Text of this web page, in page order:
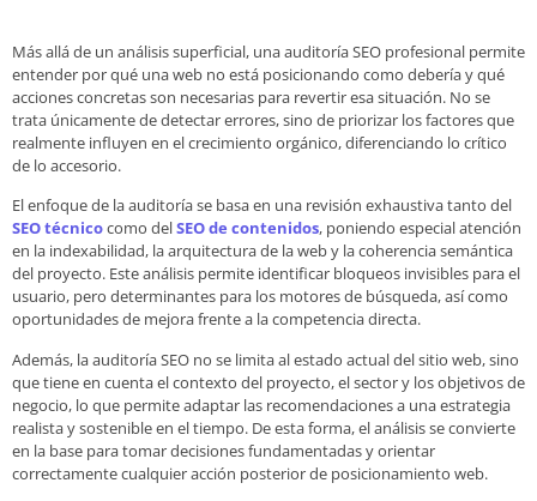
Más allá de un análisis superficial, una auditoría SEO profesional permite
entender por qué una web no está posicionando como debería y qué
acciones concretas son necesarias para revertir esa situación. No se
trata únicamente de detectar errores, sino de priorizar los factores que
realmente influyen en el crecimiento orgánico, diferenciando lo crítico
de lo accesorio.
El enfoque de la auditoría se basa en una revisión exhaustiva tanto del
SEO técnicocomo delSEO de contenidos, poniendo especial atención
en la indexabilidad, la arquitectura de la web y la coherencia semántica
del proyecto. Este análisis permite identificar bloqueos invisibles para el
usuario, pero determinantes para los motores de búsqueda, así como
oportunidades de mejora frente a la competencia directa.
Además, la auditoría SEO no se limita al estado actual del sitio web, sino
que tiene en cuenta el contexto del proyecto, el sector y los objetivos de
negocio, lo que permite adaptar las recomendaciones a una estrategia
realista y sostenible en el tiempo. De esta forma, el análisis se convierte
en la base para tomar decisiones fundamentadas y orientar
correctamente cualquier acción posterior de posicionamiento web.